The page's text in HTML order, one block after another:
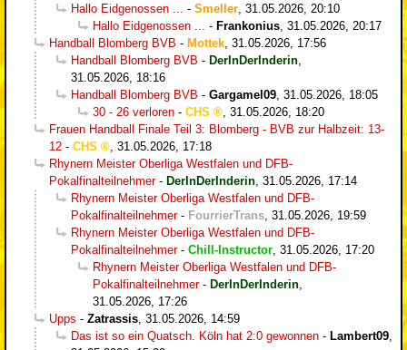
Hallo Eidgenossen ...
- Smeller 31.05.2026, 20:10
Hallo Eidgenossen ...
- Frankonius 31.05.2026, 20:17
Handball Blomberg BVB - Mottek 31.05.2026, 17:56
Handball Blomberg BVB - DerInDerInderin
31.05.2026, 18:16
Handball Blomberg BVB - Gargamel09 31.05.2026, 18:05
30 - 26 verloren - CHS
31.05.2026, 18:20
Frauen Handball Finale Teil 3: Blomberg - BVB zur Halbzeit: 13-
12 - CHS
31.05.2026, 17:18
Rhynern Meister Oberliga Westfalen und DFB-
Pokalfinalteilnehmer- DerInDerInderin 31.05.2026, 17:14
Rhynern Meister Oberliga Westfalen und DFB-
Pokalfinalteilnehmer- FourrierTrans 31.05.2026, 19:59
Rhynern Meister Oberliga Westfalen und DFB-
Pokalfinalteilnehmer- Chill-Instructor 31.05.2026, 17:20
Rhynern Meister Oberliga Westfalen und DFB-
Pokalfinalteilnehmer- DerInDerInderin
31.05.2026, 17:26
Upps - Zatrassis 31.05.2026, 14:59
Das ist so ein Quatsch. Köln hat 2:0 gewonnen - Lambert09